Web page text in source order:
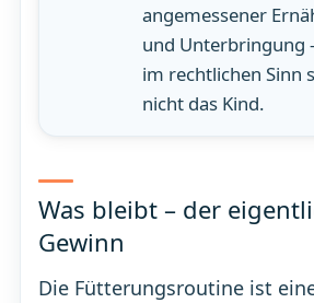
angemessener
und Unterbringung
im rechtlichen Sinn
nicht das Kind.
Was bleibt – der
Gewinn
Die Fütterungsroutine ist